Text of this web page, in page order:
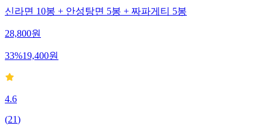
신라면 10봉 + 안성탕면 5봉 + 짜파게티 5봉
28,800원
33%19,400원
4.6
(21)